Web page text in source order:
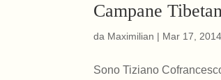
Campane
da Maximilian | Mar 17, 2014
Sono Tiziano